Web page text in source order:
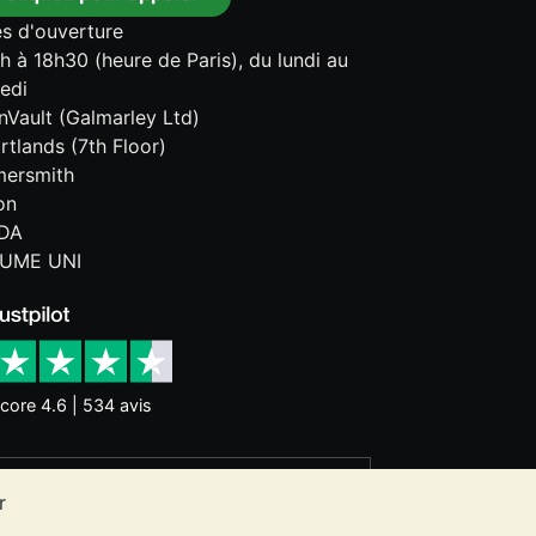
d'ouverture
à 18h30 (heure de Paris), du lundi au
(Galmarley Ltd)
(7th Floor)
UNI
4.6 | 534 avis
constitue un conseil en